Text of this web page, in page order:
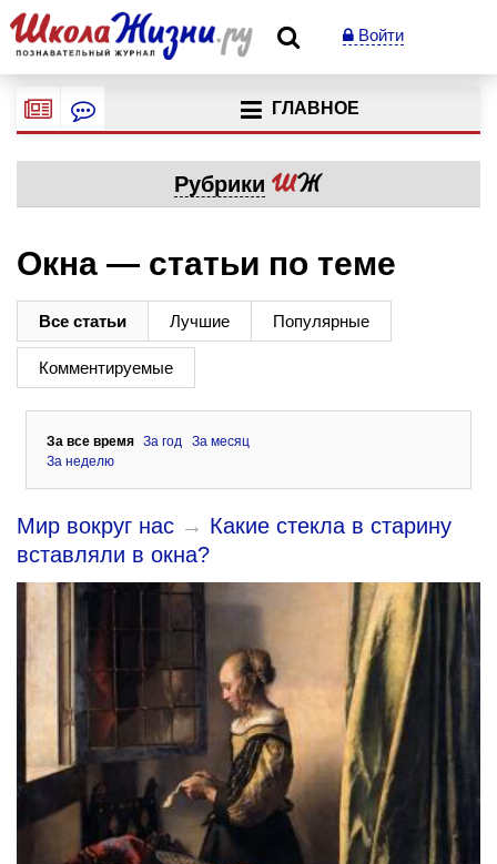
Войти
ГЛАВНОЕ
Рубрики
Окна — статьи по теме
Все статьи Лучшие Популярные
Комментируемые
За все время За год
За месяц
За неделю
Мир вокруг нас → Какие стекла в старину
вставляли в окна?